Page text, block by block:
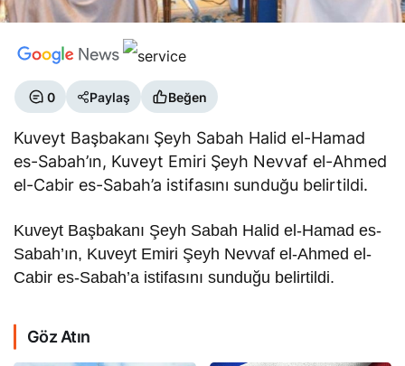
0 Paylaş Beğen
Kuveyt Başbakanı Şeyh Sabah Halid el-Hamad
es-Sabah’ın, Kuveyt Emiri Şeyh Nevvaf el-Ahmed
el-Cabir es-Sabah’a istifasını sunduğu belirtildi.
Kuveyt Başbakanı Şeyh Sabah Halid el-Hamad es-
Sabah’ın, Kuveyt Emiri Şeyh Nevvaf el-Ahmed el-
Cabir es-Sabah’a istifasını sunduğu belirtildi.
Göz Atın